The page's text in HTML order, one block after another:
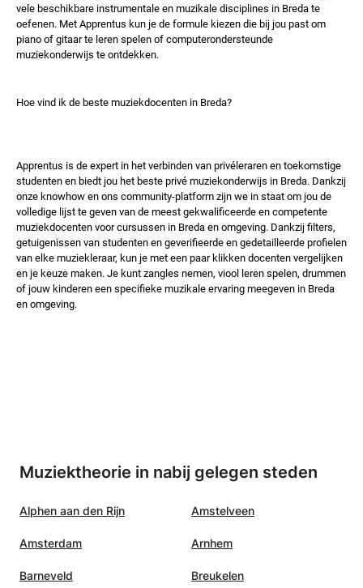
vele beschikbare instrumentale en muzikale disciplines in Breda te
oefenen. Met Apprentus kun je de formule kiezen die bij jou past om
piano of gitaar te leren spelen of computerondersteunde
muziekonderwijs te ontdekken.
Hoe vind ik de beste muziekdocenten in Breda?
Apprentus is de expert in het verbinden van privéleraren en toekomstige
studenten en biedt jou het beste privé muziekonderwijs in Breda. Dankzij
onze knowhow en ons community-platform zijn we in staat om jou de
volledige lijst te geven van de meest gekwalificeerde en competente
muziekdocenten voor cursussen in Breda en omgeving. Dankzij filters,
getuigenissen van studenten en geverifieerde en gedetailleerde profielen
van elke muziekleraar, kun je met een paar klikken docenten vergelijken
en je keuze maken. Je kunt zangles nemen, viool leren spelen, drummen
of jouw kinderen een specifieke muzikale ervaring meegeven in Breda
en omgeving.
Muziektheorie in nabij gelegen steden
Alphen aan den Rijn Amstelveen
Amsterdam Arnhem
Barneveld Breukelen